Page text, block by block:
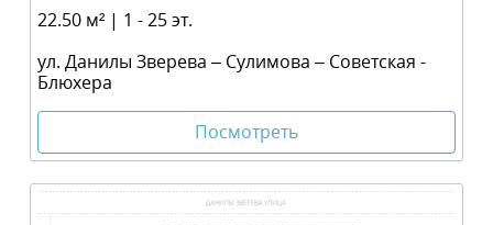
22.50 м² | 1 - 25 эт.
ул. Данилы Зверева – Сулимова – Советская -
Блюхера
Посмотреть